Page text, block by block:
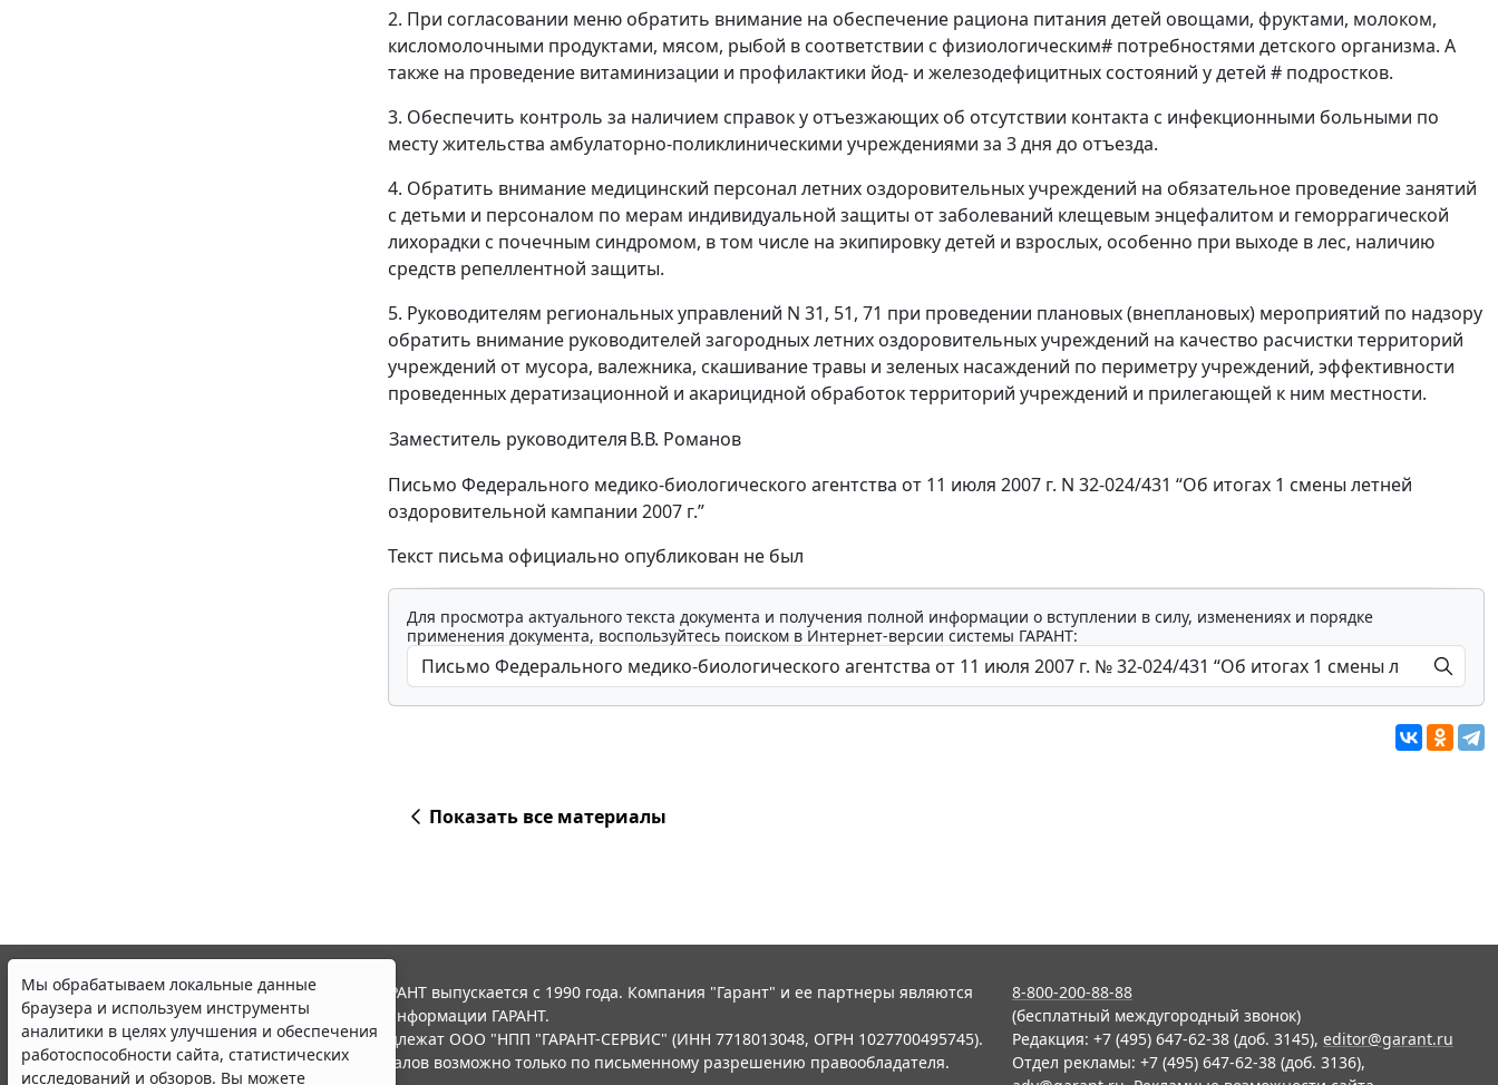
2. При согласовании меню обратить внимание на обеспечение рациона питания детей овощами, фруктами, молоком,
кисломолочными продуктами, мясом, рыбой в соответствии с физиологическим# потребностями детского организма. А
также на проведение витаминизации и профилактики йод- и железодефицитных состояний у детей # подростков.
3. Обеспечить контроль за наличием справок у отъезжающих об отсутствии контакта с инфекционными больными по
месту жительства амбулаторно-поликлиническими учреждениями за 3 дня до отъезда.
4. Обратить внимание медицинский персонал летних оздоровительных учреждений на обязательное проведение занятий
с детьми и персоналом по мерам индивидуальной защиты от заболеваний клещевым энцефалитом и геморрагической
лихорадки с почечным синдромом, в том числе на экипировку детей и взрослых, особенно при выходе в лес, наличию
средств репеллентной защиты.
5. Руководителям региональных управлений N 31, 51, 71 при проведении плановых (внеплановых) мероприятий по надзору
обратить внимание руководителей загородных летних оздоровительных учреждений на качество расчистки территорий
учреждений от мусора, валежника, скашивание травы и зеленых насаждений по периметру учреждений, эффективности
проведенных дератизационной и акарицидной обработок территорий учреждений и прилегающей к ним местности.
Заместитель руководителяВ.В. Романов
Письмо Федерального медико-биологического агентства от 11 июля 2007 г. N 32-024/431 “Об итогах 1 смены летней
оздоровительной кампании 2007 г.”
Текст письма официально опубликован не был
Для просмотра актуального текста документа и получения полной информации о вступлении в силу, изменениях и порядке
применения документа, воспользуйтесь поиском в Интернет-версии системы ГАРАНТ:
Показать все материалы
Мы обрабатываем локальные данные
браузера и используем инструменты
аналитики в целях улучшения и обеспечения
работоспособности сайта, статистических
исследований и обзоров. Вы можете
© ООО "НПП "ГАРАНТ-СЕРВИС", 2026. Система ГАРАНТ выпускается с 1990 года. Компания "Гарант" и ее партнеры являются
участниками Российской ассоциации правовой информации ГАРАНТ.
Все права на материалы сайта ГАРАНТ.РУ принадлежат ООО "НПП "ГАРАНТ-СЕРВИС" (ИНН 7718013048, ОГРН 1027700495745).
Полное или частичное воспроизведение материалов возможно только по письменному разрешению правообладателя.
8-800-200-88-88
(бесплатный междугородный звонок)
Редакция: +7 (495) 647-62-38 (доб. 3145), editor@garant.ru
Отдел рекламы: +7 (495) 647-62-38 (доб. 3136),